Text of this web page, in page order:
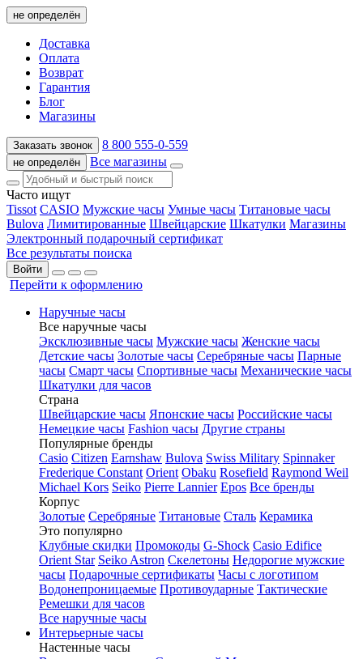
не определён
Доставка
Оплата
Возврат
Гарантия
Блог
Магазины
Заказать звонок 8 800 555-0-559
не определён Все магазины
Часто ищут
Tissot CASIO Мужские часы Умные часы Титановые часы
Bulova Лимитированные Швейцарские Шкатулки Магазины
Электронный подарочный сертификат
Все результаты поиска
Войти
Перейти к оформлению
Наручные часы
Все наручные часы
Эксклюзивные часы Мужские часы Женские часы
Детские часы Золотые часы Серебряные часы Парные
часы Смарт часы Спортивные часы Механические часы
Шкатулки для часов
Страна
Швейцарские часы Японские часы Российские часы
Немецкие часы Fashion часы Другие страны
Популярные бренды
Casio Citizen Earnshaw Bulova Swiss Military Spinnaker
Frederique Constant Orient Obaku Rosefield Raymond Weil
Michael Kors Seiko Pierre Lannier Epos Все бренды
Корпус
Золотые Серебряные Титановые Сталь Керамика
Это популярно
Клубные скидки Промокоды G-Shock Casio Edifice
Orient Star Seiko Astron Скелетоны Недорогие мужские
часы Подарочные сертификаты Часы с логотипом
Водонепроницаемые Противоударные Тактические
Ремешки для часов
Все наручные часы
Интерьерные часы
Настенные часы